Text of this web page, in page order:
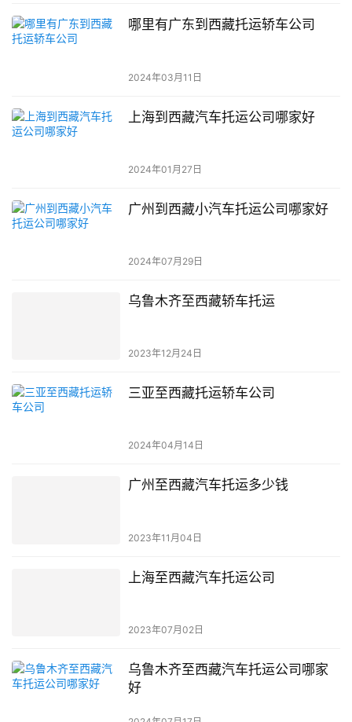
哪里有广东到西藏托运轿车公司
2024年03月11日
上海到西藏汽车托运公司哪家好
2024年01月27日
广州到西藏小汽车托运公司哪家好
2024年07月29日
乌鲁木齐至西藏轿车托运
2023年12月24日
三亚至西藏托运轿车公司
2024年04月14日
广州至西藏汽车托运多少钱
2023年11月04日
上海至西藏汽车托运公司
2023年07月02日
乌鲁木齐至西藏汽车托运公司哪家
好